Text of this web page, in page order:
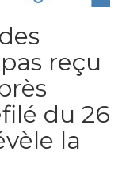
reçu
du 26
la